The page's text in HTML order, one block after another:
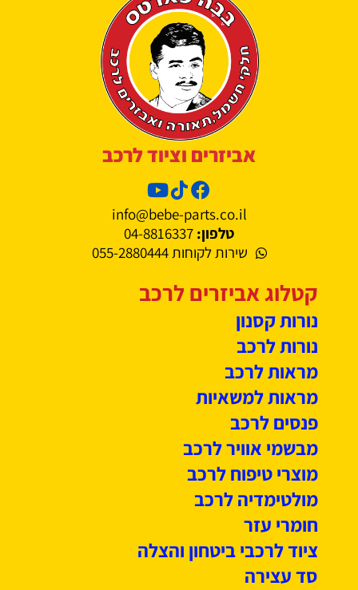
אביזרים וציוד לרכב
info@bebe-parts.co.il
טלפון: 04-8816337
שירות לקוחות 055-2880444
קטלוג אביזרים לרכב
נורות קסנון
נורות לרכב
מראות לרכב
מראות למשאיות
פנסים לרכב
מבשמי אוויר לרכב
מוצרי טיפוח לרכב
מולטימדיה לרכב
חומרי עזר
ציוד לרכבי ביטחון והצלה
סד עצירה